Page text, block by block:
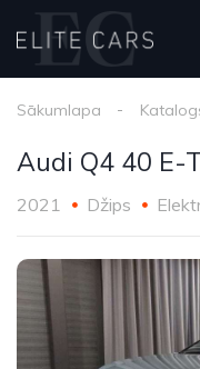
Sākumlapa
Audi Q4 40 E-
2021 Džips